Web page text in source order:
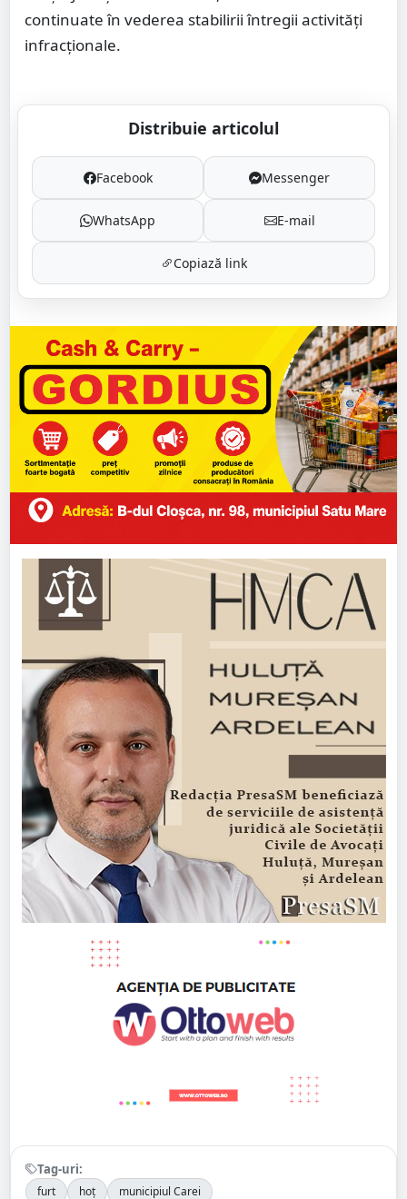
continuate în vederea stabilirii întregii activități
infracționale.
Distribuie articolul
Facebook Messenger
WhatsApp E-mail
Copiază link
Tag-uri:
furt hoț municipiul Carei